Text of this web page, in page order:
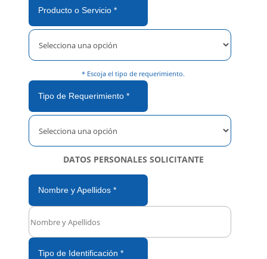
e
j
a
s
e
c
m
o
a
c
í
o
Producto o Servicio *
* Escoja el tipo de requerimiento.
Tipo de Requerimiento *
DATOS PERSONALES SOLICITANTE
Nombre y Apellidos *
Tipo de Identificación *